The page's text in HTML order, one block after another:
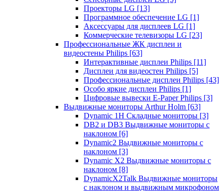
Проекторы LG [13]
Программное обеспечение LG [1]
Аксессуары для дисплеев LG [1]
Коммерческие телевизоры LG [23]
Профессиональные ЖК дисплеи и
видеостены Philips [63]
Интерактивные дисплеи Philips [11]
Дисплеи для видеостен Philips [5]
Профессиональные дисплеи Philips [43]
Особо яркие дисплеи Philips [1]
Цифровые вывески E-Paper Philips [3]
Выдвижные мониторы Arthur Holm [63]
Dynamic 1Н Складные мониторы [3]
DB2 и DB3 Выдвижные мониторы с
наклоном [6]
Dynamic2 Выдвижные мониторы с
наклоном [3]
Dynamic X2 Выдвижные мониторы с
наклоном [8]
DynamicX2Talk Выдвижные мониторы
с наклоном и выдвижным микрофоном